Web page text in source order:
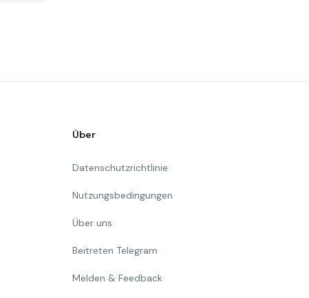
Über
Datenschutzrichtlinie
Nutzungsbedingungen
Über uns
Beitreten Telegram
Melden & Feedback